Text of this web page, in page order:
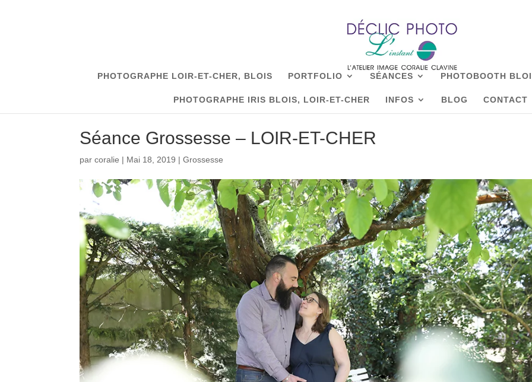
PHOTOGRAPHE LOIR-ET-CHER, BLOIS PORTFOLIO SÉANCES PHOTOBOOTH
PHOTOGRAPHE IRIS BLOIS, LOIR-ET-CHER INFOS BLOG CONTACT
Séance Grossesse – LOIR-ET-CHER
parcoralie | Mai 18, 2019 |Grossesse